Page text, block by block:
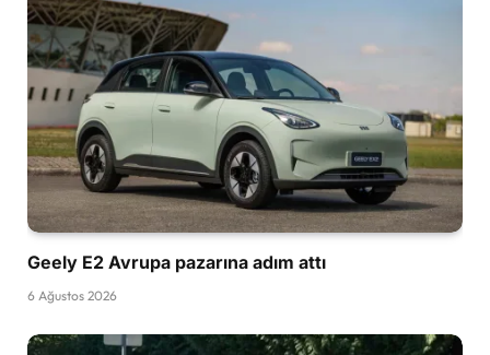
Geely E2 Avrupa pazarına adım attı
6 Ağustos 2026